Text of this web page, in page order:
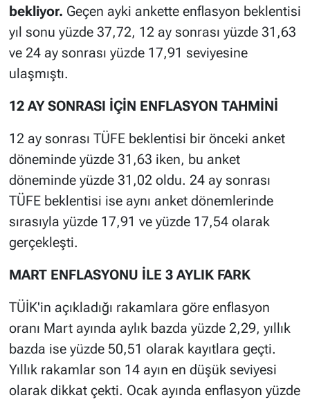
bekliyor. Geçen ayki ankette enflasyon beklentisi
yıl sonu yüzde 37,72, 12 ay sonrası yüzde 31,63
ve 24 ay sonrası yüzde 17,91 seviyesine
ulaşmıştı.
12 AY SONRASI İÇİN ENFLASYON TAHMİNİ
12 ay sonrası TÜFE beklentisi bir önceki anket
döneminde yüzde 31,63 iken, bu anket
döneminde yüzde 31,02 oldu. 24 ay sonrası
TÜFE beklentisi ise aynı anket dönemlerinde
sırasıyla yüzde 17,91 ve yüzde 17,54 olarak
gerçekleşti.
MART ENFLASYONU İLE 3 AYLIK FARK
TÜİK'in açıkladığı rakamlara göre enflasyon
oranı Mart ayında aylık bazda yüzde 2,29, yıllık
bazda ise yüzde 50,51 olarak kayıtlara geçti.
Yıllık rakamlar son 14 ayın en düşük seviyesi
olarak dikkat çekti. Ocak ayında enflasyon yüzde